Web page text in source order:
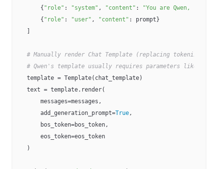
    {
"role" : "system" , "content" :
"You are Qwen,
    {
"role" : "user" , "content" : prompt}
# Manually render Chat Template (replacing
# Qwen's template usually requires parameters like
template = Template(chat_template)
text = template.render(
    messages=messages,
    add_generation_prompt=
True,
    bos_token=bos_token,
    eos_token=eos_token
)